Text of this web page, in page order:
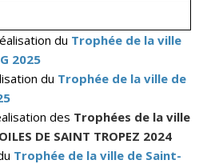
du Trophée de la ville
2025
du Trophée de la ville de
des Trophées de la ville
DE SAINT TROPEZ 2024
Trophée de la ville de Saint-